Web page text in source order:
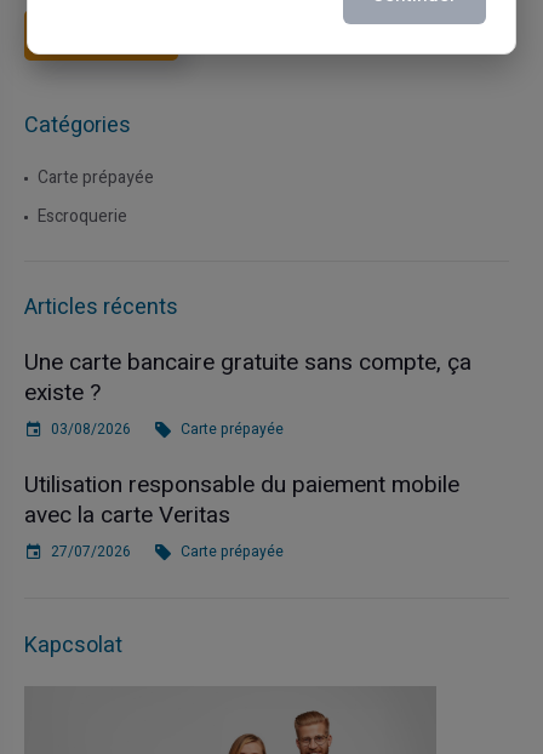
Catégories
Carte prépayée
Escroquerie
Articles récents
Une carte bancaire gratuite sans compte, ça
existe ?
03/08/2026 Carte prépayée
Utilisation responsable du paiement mobile
avec la carte Veritas
27/07/2026 Carte prépayée
Kapcsolat